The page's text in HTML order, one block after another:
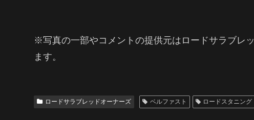
※写真の一部やコメントの提供元はロードサラブレ
ます。
ロードサラブレッドオーナーズ ベルファスト ロードスタニング